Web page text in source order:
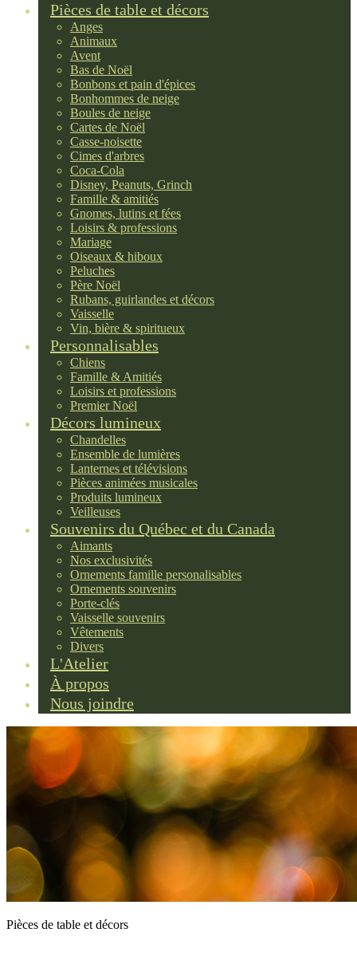
Pièces de table et décors
Anges
Animaux
Avent
Bas de Noël
Bonbons et pain d'épices
Bonhommes de neige
Boules de neige
Cartes de Noël
Casse-noisette
Cimes d'arbres
Coca-Cola
Disney, Peanuts, Grinch
Famille & amitiés
Gnomes, lutins et fées
Loisirs & professions
Mariage
Oiseaux & hiboux
Peluches
Père Noël
Rubans, guirlandes et décors
Vaisselle
Vin, bière & spiritueux
Personnalisables
Chiens
Famille & Amitiés
Loisirs et professions
Premier Noël
Décors lumineux
Chandelles
Ensemble de lumières
Lanternes et télévisions
Pièces animées musicales
Produits lumineux
Veilleuses
Souvenirs du Québec et du Canada
Aimants
Nos exclusivités
Ornements famille personalisables
Ornements souvenirs
Porte-clés
Vaisselle souvenirs
Vêtements
Divers
L'Atelier
À propos
Nous joindre
Pièces de table et décors